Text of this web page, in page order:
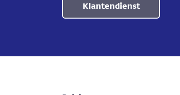
Klantendienst